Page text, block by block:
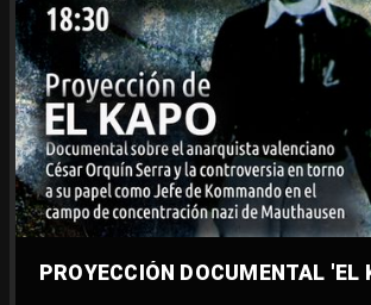
PROYECCIÓN DOCUMENTAL 'EL